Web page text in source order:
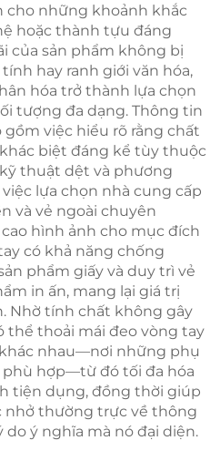
những khoảnh khắc
hoặc thành tựu đáng
của sản phẩm không bị
hay ranh giới văn hóa,
hóa trở thành lựa chọn
tượng đa dạng. Thông tin
việc hiểu rõ rằng chất
biệt đáng kể tùy thuộc
thuật dệt và phương
lựa chọn nhà cung cấp
và vẻ ngoài chuyên
hình ảnh cho mục đích
có khả năng chống
phẩm giấy và duy trì vẻ
in ấn, mang lại giá trị
Nhờ tính chất không gây
thể thoải mái đeo vòng tay
nhau—nơi những phụ
hợp—từ đó tối đa hóa
tiện dụng, đồng thời giúp
nhở thường trực về thông
do ý nghĩa mà nó đại diện.